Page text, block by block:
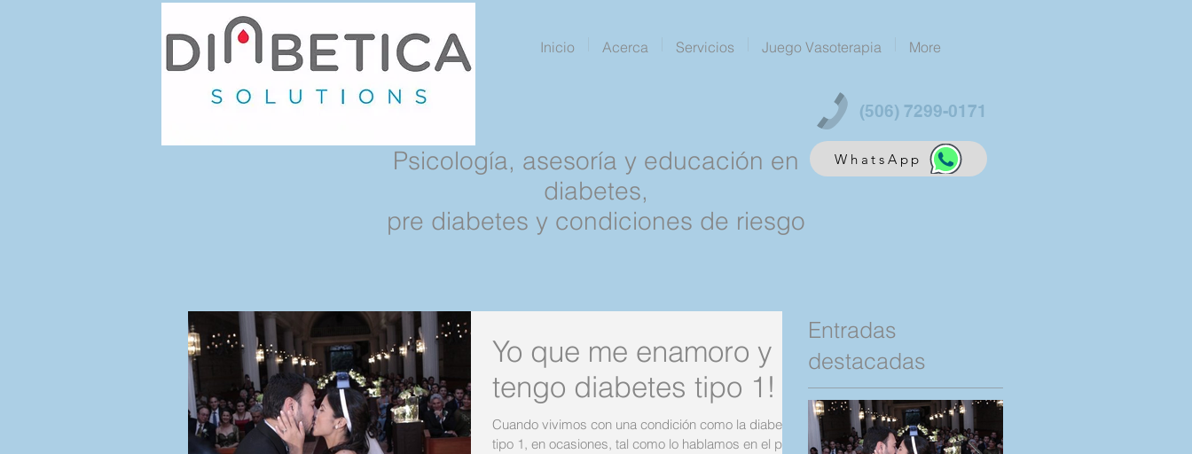
Inicio Acerca Servicios Juego Vasoterapia More
(506) 7299-0171
Psicología, asesoría y educación en
diabetes,
pre diabetes y condiciones de riesgo
WhatsApp
Yo que me enamoro y
tengo diabetes tipo 1!
Cuando vivimos con una condición como la diabetes
tipo 1, en ocasiones, tal como lo hablamos en el post
Entradas
destacadas